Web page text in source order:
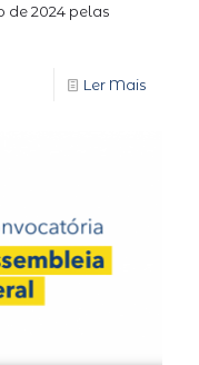
de 2024 pelas
Ler Mais